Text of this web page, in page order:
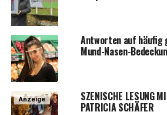
Ant­wor­ten auf häu­fig
Mund-Nasen-
Anzeige SZENISCHE LESUNG
PATRICIA SCHÄFER